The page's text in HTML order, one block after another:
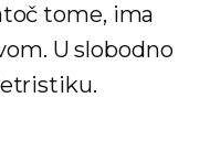
tome, ima
U slobodno